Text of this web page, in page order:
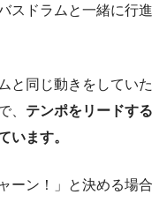
スドラムと一緒に行進
と同じ動きをしていた
、 テンポをリードする
います。
ーン！」と決める場合